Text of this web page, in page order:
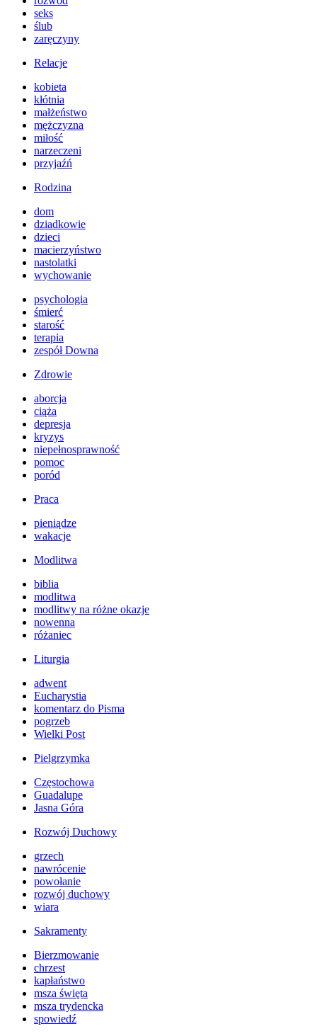
seks
ślub
zaręczyny
Relacje
kobieta
kłótnia
małżeństwo
mężczyzna
miłość
narzeczeni
przyjaźń
Rodzina
dom
dziadkowie
dzieci
macierzyństwo
nastolatki
wychowanie
psychologia
śmierć
starość
terapia
zespół Downa
Zdrowie
aborcja
ciąża
depresja
kryzys
niepełnosprawność
pomoc
poród
Praca
pieniądze
wakacje
Modlitwa
biblia
modlitwa
modlitwy na różne okazje
nowenna
różaniec
Liturgia
adwent
Eucharystia
komentarz do Pisma
pogrzeb
Wielki Post
Pielgrzymka
Częstochowa
Guadalupe
Jasna Góra
Rozwój Duchowy
grzech
nawrócenie
powołanie
rozwój duchowy
wiara
Sakramenty
Bierzmowanie
chrzest
kapłaństwo
msza święta
msza trydencka
spowiedź